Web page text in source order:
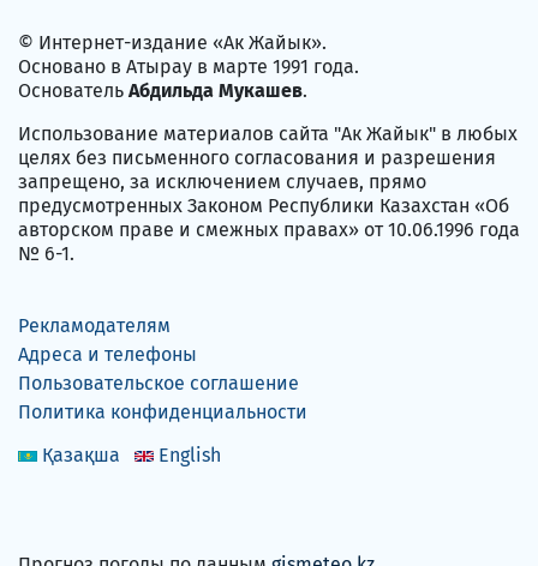
© Интернет-издание «Ак Жайык».
Основано в Атырау в марте 1991 года.
Основатель Абдильда Мукашев.
Использование материалов сайта "Ак Жайык" в любых
целях без письменного согласования и разрешения
запрещено, за исключением случаев, прямо
предусмотренных Законом Республики Казахстан «Об
авторском праве и смежных правах» от 10.06.1996 года
№ 6-1.
Рекламодателям
Адреса и телефоны
Пользовательское соглашение
Политика конфиденциальности
Қазақша
English